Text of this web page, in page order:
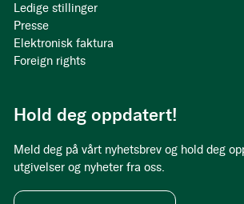
Ledige stillinger
Presse
Elektronisk faktura
Foreign rights
Hold deg oppdatert!
Meld deg på vårt nyhetsbrev og hold deg
utgivelser og nyheter fra oss.